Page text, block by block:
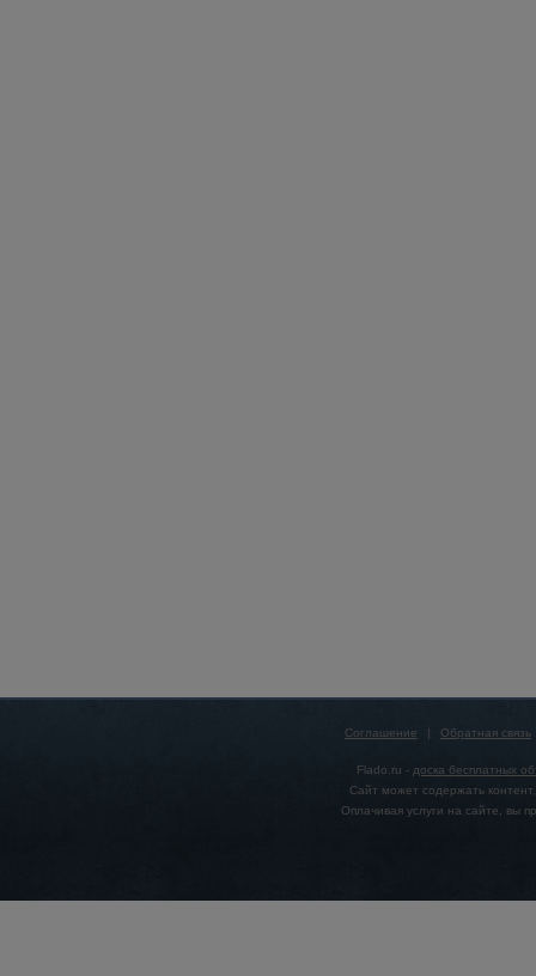
Соглашение | Обратная связь
Flado.ru - доска бесплатных
Сайт может содержать
Оплачивая услуги на сайте, вы